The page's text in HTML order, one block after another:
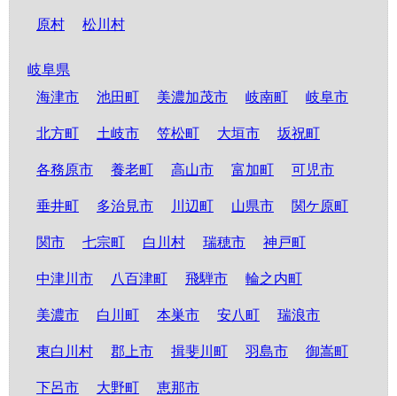
原村 松川村
岐阜県
海津市
池田町 美濃加茂市 岐南町 岐阜市
北方町 土岐市 笠松町 大垣市 坂祝町
各務原市 養老町 高山市 富加町 可児市
垂井町 多治見市 川辺町 山県市 関ケ原町
関市 七宗町 白川村 瑞穂市 神戸町
中津川市 八百津町 飛騨市 輪之内町
美濃市 白川町 本巣市 安八町 瑞浪市
東白川村 郡上市 揖斐川町 羽島市 御嵩町
下呂市 大野町 恵那市